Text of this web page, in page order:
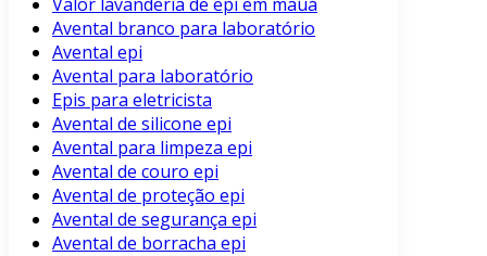
Avental branco para laboratório
Avental epi
Avental para laboratório
Epis para eletricista
Avental de silicone epi
Avental para limpeza epi
Avental de couro epi
Avental de proteção epi
Avental de segurança epi
Avental de borracha epi